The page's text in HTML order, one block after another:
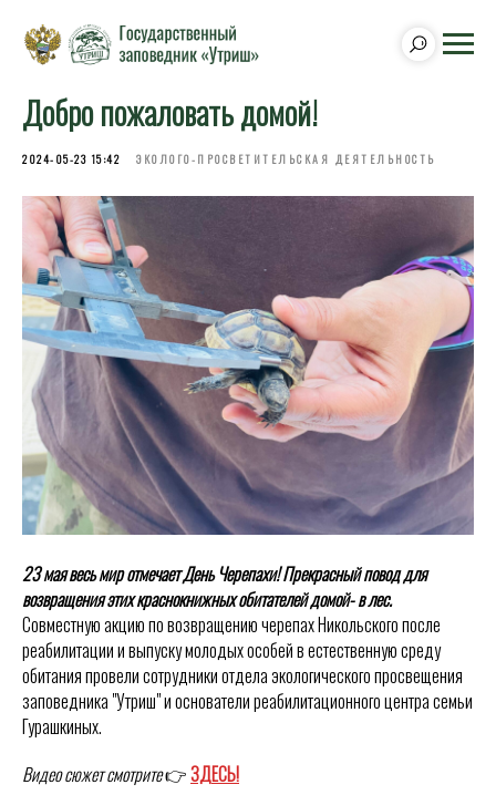
Добро пожаловать домой!
2024-05-23 15:42 ЭКОЛОГО-ПРОСВЕТИТЕЛЬСКАЯ ДЕЯТЕЛЬНОСТЬ
23 мая весь мир отмечает День Черепахи! Прекрасный повод для
возвращения этих краснокнижных обитателей домой- в лес.
Совместную акцию по возвращению черепах Никольского после
реабилитации и выпуску молодых особей в естественную среду
обитания провели сотрудники отдела экологического просвещения
заповедника "Утриш" и основатели реабилитационного центра семьи
Гурашкиных.
Видео сюжет смотрите👉ЗДЕСЬ!